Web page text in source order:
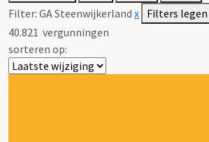
Filter: GA Steenwijkerland x Filters legen
40.821 vergunningen
sorteren op: